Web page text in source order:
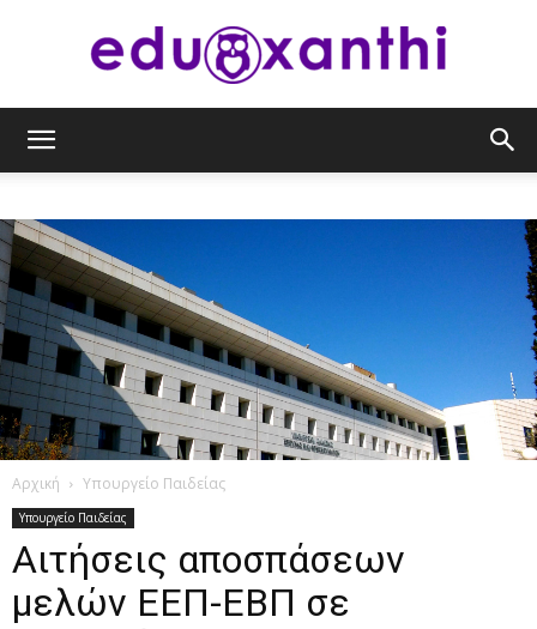
Αρχική Υπουργείο Παιδείας
Υπουργείο Παιδείας
Αιτήσεις αποσπάσεων
μελών ΕΕΠ-ΕΒΠ σε